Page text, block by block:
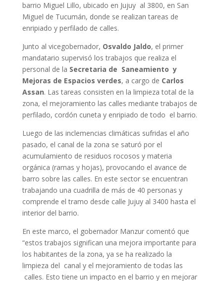
barrio Miguel Lillo, ubicado en Jujuy al 3800, en San
Miguel de Tucumán, donde se realizan tareas de
enripiado y perfilado de calles.
Junto al vicegobernador, Osvaldo Jaldo, el primer
mandatario supervisó los trabajos que realiza el
personal de la Secretaria de Saneamiento y
Mejoras de Espacios verdes, a cargo de Carlos
Assan. Las tareas consisten en la limpieza total de la
zona, el mejoramiento las calles mediante trabajos de
perfilado, cordón cuneta y enripiado de todo el barrio.
Luego de las inclemencias climáticas sufridas el año
pasado, el canal de la zona se saturó por el
acumulamiento de residuos rocosos y materia
orgánica (ramas y hojas), provocando el avance de
barro sobre las calles. En este sector se encuentran
trabajando una cuadrilla de más de 40 personas y
comprende el tramo desde calle Jujuy al 3400 hasta el
interior del barrio.
En este marco, el gobernador Manzur comentó que
“estos trabajos significan una mejora importante para
los habitantes de la zona, ya se ha realizado la
limpieza del canal y el mejoramiento de todas las
calles. Esto tiene un impacto en el barrio y en mejorar